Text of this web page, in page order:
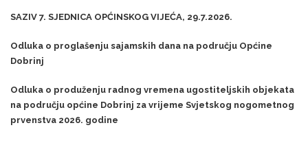
SAZIV 7. SJEDNICA OPĆINSKOG VIJEĆA, 29.7.2026.
Odluka o proglašenju sajamskih dana na području Općine
Dobrinj
Odluka o produženju radnog vremena ugostiteljskih objekata
na području općine Dobrinj za vrijeme Svjetskog nogometnog
prvenstva 2026. godine